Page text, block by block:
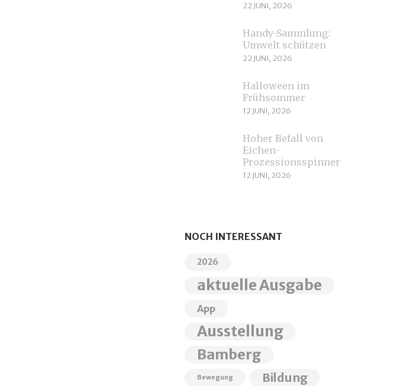
22 JUNI, 2026
Handy-Sammlung:
Umwelt schützen
22 JUNI, 2026
Halloween im
Frühsommer
12 JUNI, 2026
Hoher Befall von
Eichen-
Prozessionsspinnern
12 JUNI, 2026
NOCH INTERESSANT
2026
aktuelle Ausgabe
App
Ausstellung
Bamberg
Bewegung Bildung